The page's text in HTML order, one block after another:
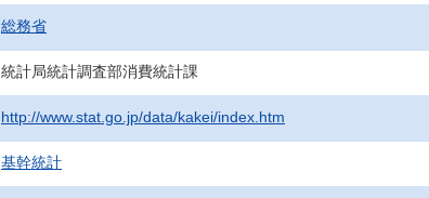
総務省
統計局統計調査部消費統計課
http://www.stat.go.jp/data/kakei/index.htm
基幹統計